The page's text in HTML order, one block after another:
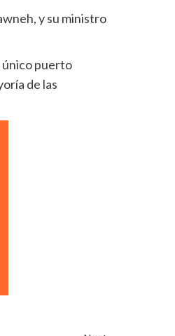
y su ministro
único puerto
de las